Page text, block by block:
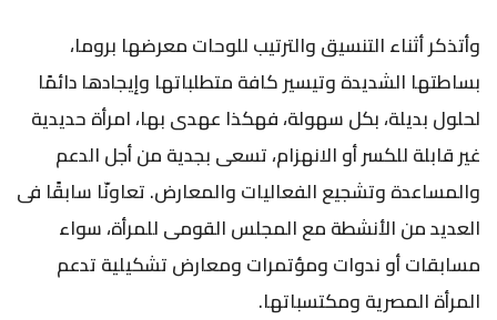
وأتذكر أثناء التنسيق والترتيب للوحات معرضها بروما،
بساطتها الشديدة وتيسير كافة متطلباتها وإيجادها دائمًا
لحلول بديلة، بكل سهولة، فهكذا عهدى بها، امرأة حديدية
غير قابلة للكسر أو الانهزام، تسعى بجدية من أجل الدعم
والمساعدة وتشجيع الفعاليات والمعارض. تعاونّا سابقًا فى
العديد من الأنشطة مع المجلس القومى للمرأة، سواء
مسابقات أو ندوات ومؤتمرات ومعارض تشكيلية تدعم
المرأة المصرية ومكتسباتها.